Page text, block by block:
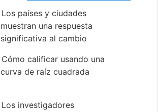
Los países y ciudades
muestran una respuesta
significativa al cambio
Cómo calificar usando una
curva de raíz cuadrada
Los investigadores